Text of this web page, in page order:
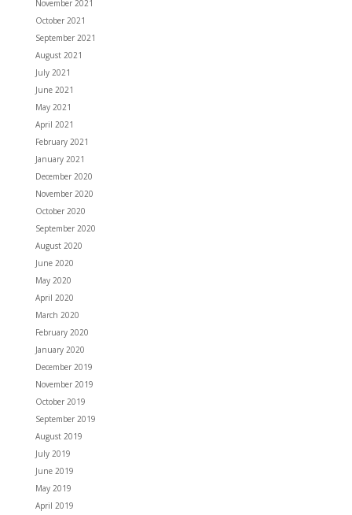
November 2021
October 2021
September 2021
August 2021
July 2021
June 2021
May 2021
April 2021
February 2021
January 2021
December 2020
November 2020
October 2020
September 2020
August 2020
June 2020
May 2020
April 2020
March 2020
February 2020
January 2020
December 2019
November 2019
October 2019
September 2019
August 2019
July 2019
June 2019
May 2019
April 2019